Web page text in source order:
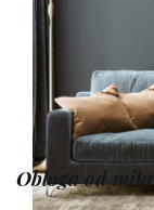
Obloga od